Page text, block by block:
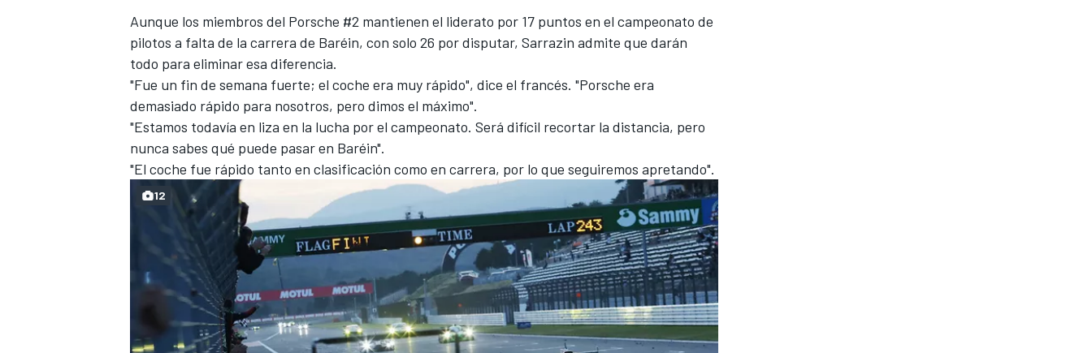
FÓRMULA E
Aunque los miembros del Porsche #2 mantienen el liderato por 17 puntos en el campeonato de
pilotos a falta de la carrera de Baréin, con solo 26 por disputar, Sarrazin admite que darán
todo para eliminar esa diferencia.
"Fue un fin de semana fuerte; el coche era muy rápido", dice el francés. "Porsche era
demasiado rápido para nosotros, pero dimos el máximo".
"Estamos todavía en liza en la lucha por el campeonato. Será difícil recortar la distancia, pero
nunca sabes qué puede pasar en Baréin".
"El coche fue rápido tanto en clasificación como en carrera, por lo que seguiremos apretando".
12